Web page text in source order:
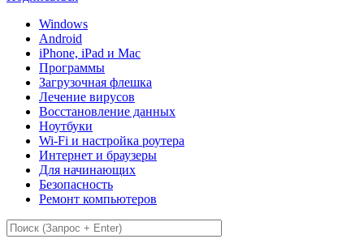
Windows
Android
iPhone, iPad и Mac
Программы
Загрузочная флешка
Лечение вирусов
Восстановление данных
Ноутбуки
Wi-Fi и настройка роутера
Интернет и браузеры
Для начинающих
Безопасность
Ремонт компьютеров